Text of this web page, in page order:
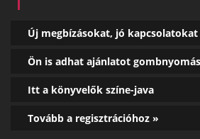
Új megbízásokat, jó kapcsolatokat
Ön is adhat ajánlatot
Itt a könyvelők színe-java
Tovább a regisztrációhoz »